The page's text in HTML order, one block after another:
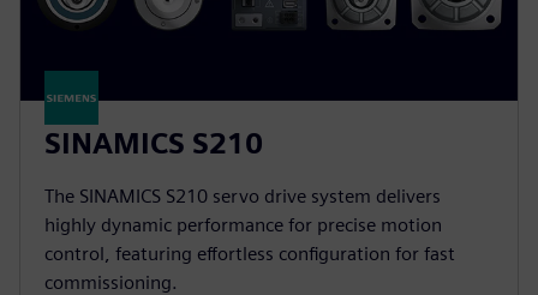
SINAMICS S210
The SINAMICS S210 servo drive system delivers
highly dynamic performance for precise motion
control, featuring effortless configuration for fast
commissioning.